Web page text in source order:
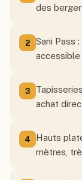
des
2
Sani Pass
3
achat
4
Hauts
mètres,